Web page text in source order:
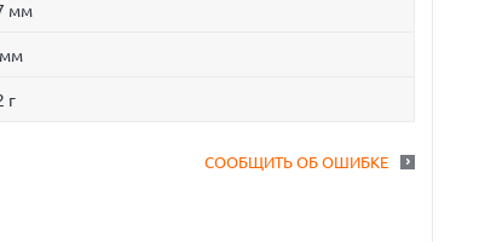
мм
мм
г
СООБЩИТЬ ОБ ОШИБКЕ